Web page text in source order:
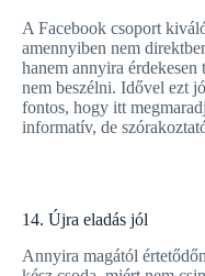
A Facebook csoport
amennyiben nem
hanem annyira
nem beszélni. Idővel ezt
fontos, hogy itt
informatív, de
14. Újra eladás jól
Annyira magától